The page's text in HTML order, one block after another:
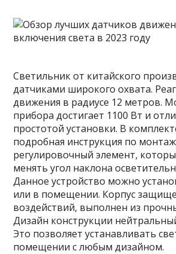
Светильник от китайского
датчиками широкого охвата.
движения в радиусе 12 метров.
прибора достигает 1100 Вт и
простотой установки. В
подробная инструкция по
регулировочный элемент,
менять угол наклона
Данное устройство можно
или в помещении. Корпус
воздействий, выполнен из
Дизайн конструкции
Это позволяет устанавливать
помещении с любым дизайном.